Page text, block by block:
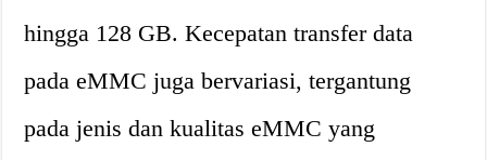
hingga 128 GB. Kecepatan transfer data
pada eMMC juga bervariasi, tergantung
pada jenis dan kualitas eMMC yang